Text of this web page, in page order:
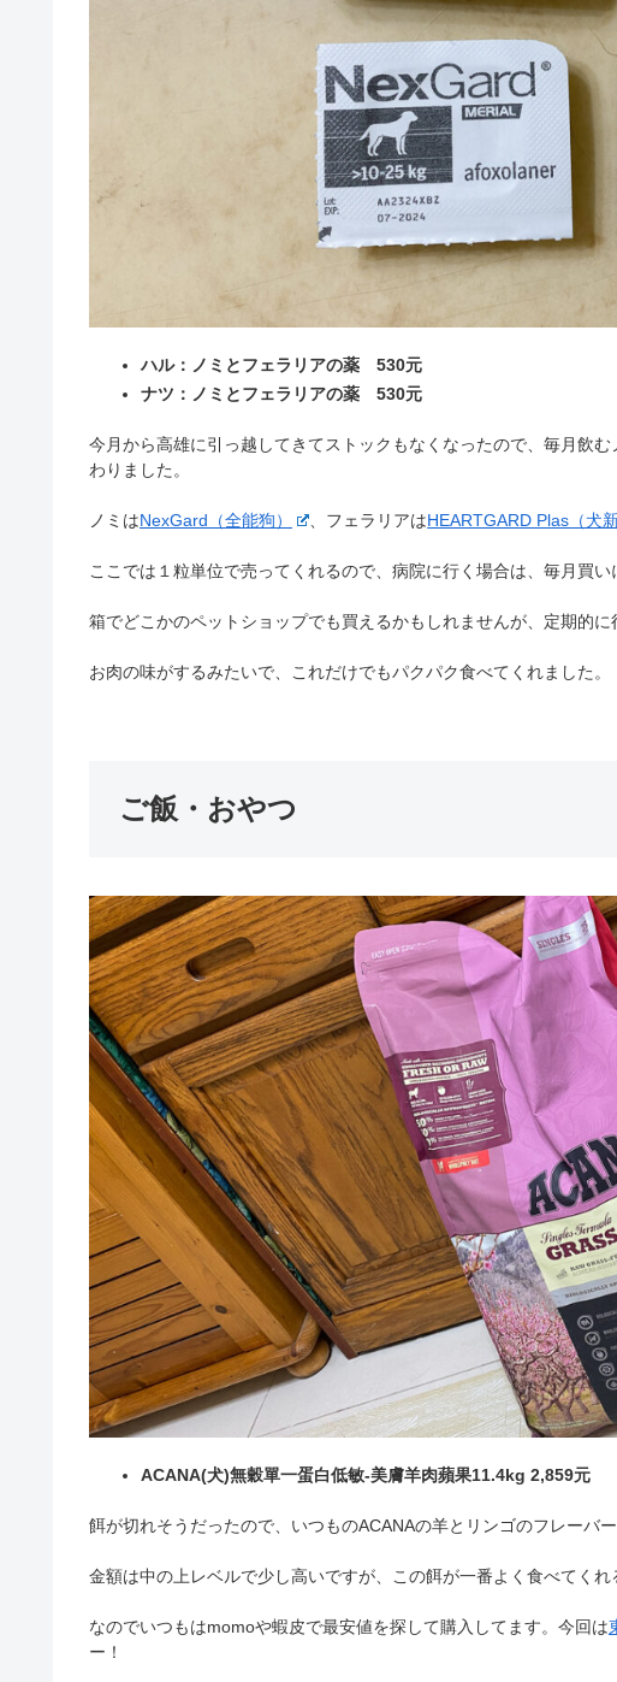
ハル：ノミとフェラリアの薬 530元
ナツ：ノミとフェラリアの薬 530元
今月から高雄に引っ越してきてストックもなくなったので、毎月飲
わりました。
ノミはNexGard（全能狗） 、フェラリアはHEARTGARD Plas（犬新
ここでは１粒単位で売ってくれるので、病院に行く場合は、毎月買い
箱でどこかのペットショップでも買えるかもしれませんが、定期的
お肉の味がするみたいで、これだけでもパクパク食べてくれました。
ご飯・おやつ
ACANA(犬)無穀單一蛋白低敏-美膚羊肉蘋果11.4kg 2,859元
餌が切れそうだったので、いつものACANAの羊とリンゴのフレーバー
金額は中の上レベルで少し高いですが、この餌が一番よく食べてくれ
なのでいつもはmomoや蝦皮で最安値を探して購入してます。今回は
ー！